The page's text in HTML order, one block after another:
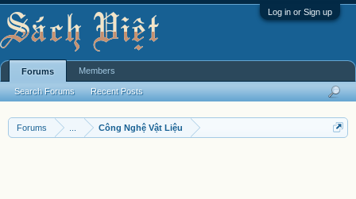
Log in or Sign up
Forums Công Nghệ Vật Liệu
Forums
Search Forums Recent Posts
Members